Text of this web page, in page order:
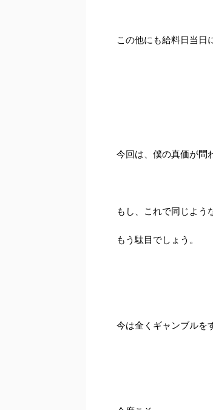
この他にも給料日当日
今回は、僕の真価が問
もし、これで同じよう
もう駄目でしょう。
今は全くギャンブルを